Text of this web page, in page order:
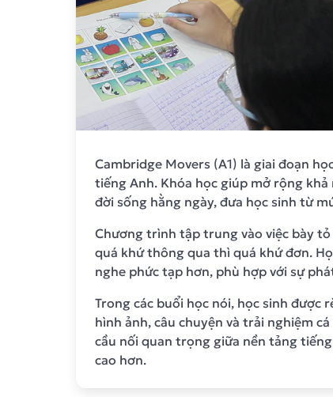
Cambridge Movers (A1) là giai đoạn
tiếng Anh. Khóa học giúp mở rộng
đời sống hằng ngày, đưa học sinh từ
Chương trình tập trung vào việc bày
quá khứ thông qua thì quá khứ đơn.
nghe phức tạp hơn, phù hợp với sự
Trong các buổi học nói, học sinh được
hình ảnh, câu chuyện và trải nghiệm
cầu nối quan trọng giữa nền tảng
cao hơn.